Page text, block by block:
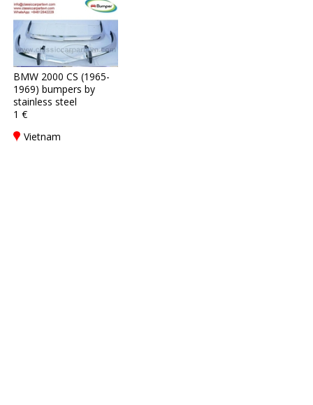
BMW 2000 CS (1965-
1969) bumpers by
stainless steel
1 €
Vietnam